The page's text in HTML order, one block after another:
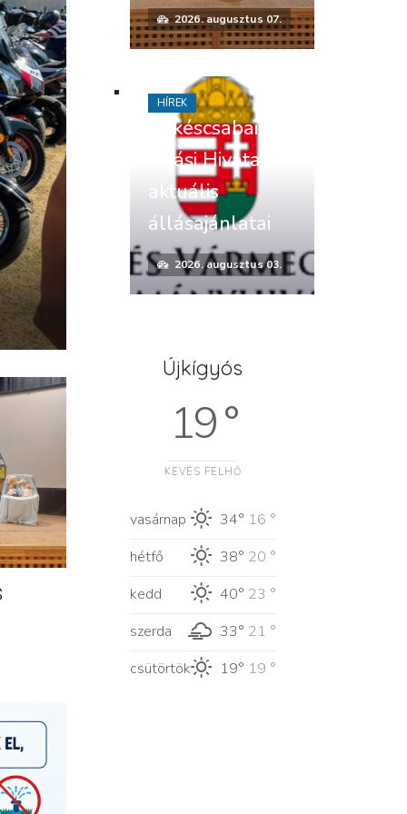
2026. augusztus 07.
Békéscsabai
Járási Hivatal
aktuális
állásajánlatai
2026. augusztus 03.
HÍREK
Újkígyós
19 °
KEVÉS FELHŐ
vasárnap 34° 16 °
hétfő
38° 20 °
kedd
40° 23 °
szerda
33° 21 °
csütörtök
19° 19 °